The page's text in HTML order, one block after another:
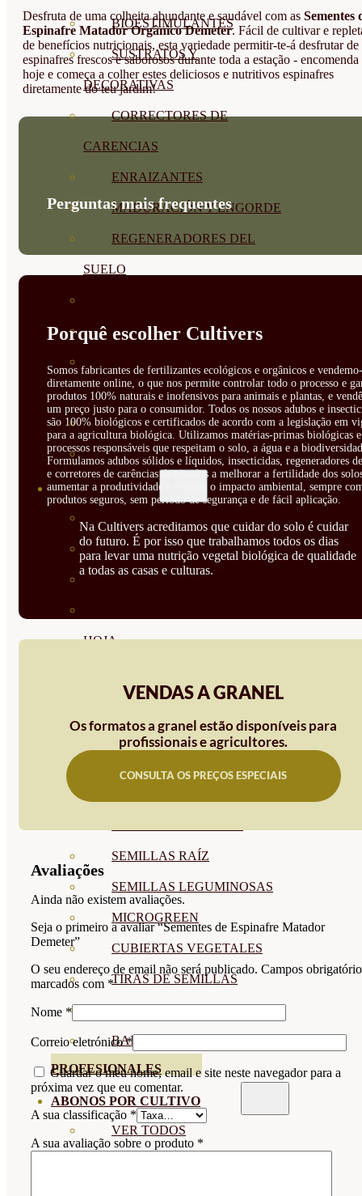
BIOESTIMULANTES
SUSTRATOS Y
DECORATIVAS
CORRECTORES DE
CARENCIAS
ENRAIZANTES
MADURACIÓN Y ENGORDE
REGENERADORES DEL
SUELO
MATERIAS PRIMAS
PLANTAS
PLANTAS INTERIOR
GROWPUNCH
SEMILLAS
BIODINÁMICAS DEMETER
HORTALIZA FRUTO
HOJA
SEMILLAS FLORES
SEMILLAS FLORES
SEMILLAS RAÍZ
SEMILLAS LEGUMINOSAS
MICROGREEN
CUBIERTAS VEGETALES
TIRAS DE SEMILLAS
BOMBAS DE SEMILLAS
BANDEJAS Y SEMILLEROS
PROFESIONALES
ABONOS POR CULTIVO
VER TODOS
Desfruta de uma colheita abundante e saudável com as Sementes
Espinafre Matador Orgânico Demeter. Fácil de cultivar e
de benefícios nutricionais, esta variedade permitir-te-á desfrutar de
espinafres frescos e saborosos durante toda a estação - encomenda
hoje e começa a colher estes deliciosos e nutritivos espinafres
diretamente do teu jardim!
Perguntas mais frequentes
Porquê escolher Cultivers
Somos fabricantes de fertilizantes ecológicos e orgânicos e
diretamente online, o que nos permite controlar todo o processo e
produtos 100% naturais e inofensivos para animais e plantas, e
um preço justo para o consumidor. Todos os nossos adubos e
são 100% biológicos e certificados de acordo com a legislação em
para a agricultura biológica. Utilizamos matérias-primas biológicas e
processos responsáveis que respeitam o solo, a água e a
Formulamos adubos sólidos e líquidos, insecticidas, regeneradores
e corretores de carências destinados a melhorar a fertilidade dos
aumentar a produtividade e reduzir o impacto ambiental, sempre
produtos seguros, sem período de segurança e de fácil aplicação.
Na Cultivers acreditamos que cuidar do solo é cuidar
do futuro. É por isso que trabalhamos todos os dias
para levar uma nutrição vegetal biológica de qualidade
a todas as casas e culturas.
VENDAS A GRANEL
Os formatos a granel estão disponíveis para
profissionais e agricultores.
CONSULTA OS PREÇOS ESPECIAIS
Avaliações
Ainda não existem avaliações.
Seja o primeiro a avaliar “Sementes de Espinafre Matador
Demeter”
O seu endereço de email não será publicado. Campos
marcados com *
Nome *
Correio eletrónico*
Guardar o meu nome, email e site neste navegador para a
próxima vez que eu comentar.
A sua classificação *
A sua avaliação sobre o produto *